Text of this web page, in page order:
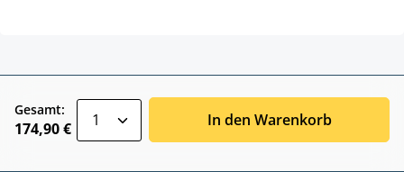
Gesamt:
174,90 € In den Warenkorb